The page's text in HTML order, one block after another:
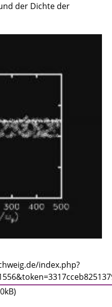
des Saturn
der Dichte der
index.php?